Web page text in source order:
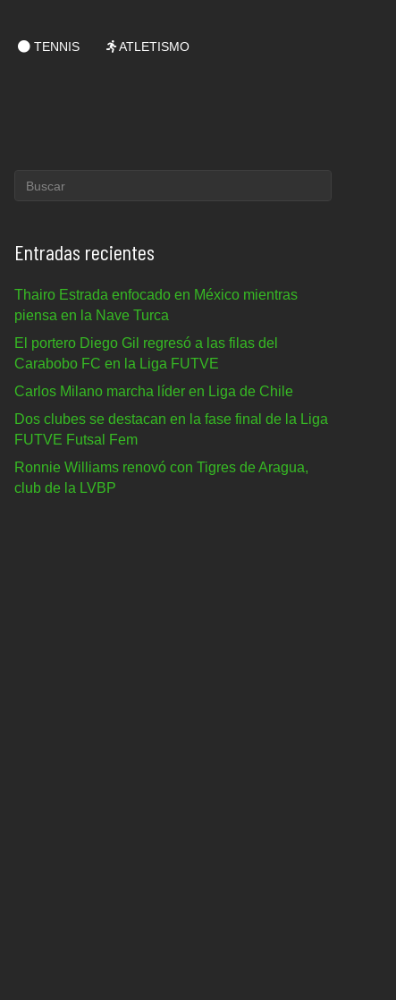
TENNIS ATLETISMO
Entradas recientes
Thairo Estrada enfocado en México mientras
piensa en la Nave Turca
El portero Diego Gil regresó a las filas del
Carabobo FC en la Liga FUTVE
Carlos Milano marcha líder en Liga de Chile
Dos clubes se destacan en la fase final de la Liga
FUTVE Futsal Fem
Ronnie Williams renovó con Tigres de Aragua,
club de la LVBP